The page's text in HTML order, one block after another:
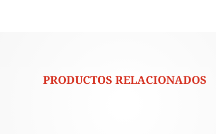
PRODUCTOS RELACIONADOS